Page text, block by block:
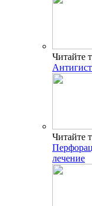
Читайте
Читайте
лечение